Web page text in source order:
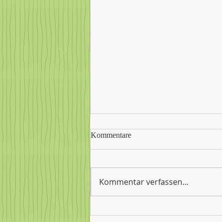
Kommentare
Kommentar verfassen...